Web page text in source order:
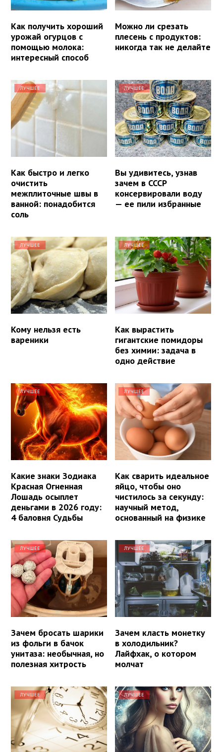
Как получить хороший
урожай огурцов с
помощью молока:
интересный способ
Можно ли срезать
плесень с продуктов:
никогда так не делайте
ЛУЧШЕЕ
Как быстро и легко
очистить
межплиточные швы в
ванной: понадобится
соль
ЛУЧШЕЕ
Вы удивитесь, узнав
зачем в СССР
консервировали воду
— ее пили избранные
ЛУЧШЕЕ
Кому нельзя есть
вареники
ЛУЧШЕЕ
Как вырастить
гигантские помидоры
без химии: задача в
одно действие
ЛУЧШЕЕ
Какие знаки Зодиака
Красная Огненная
Лошадь осыплет
деньгами в 2026 году:
4 баловня Судьбы
ЛУЧШЕЕ
Как сварить идеальное
яйцо, чтобы оно
чистилось за секунду:
научный метод,
основанный на физике
ЛУЧШЕЕ
Зачем бросать шарики
из фольги в бачок
унитаза: необычная, но
полезная хитрость
ЛУЧШЕЕ
Зачем класть монетку
в холодильник?
Лайфхак, о котором
молчат
ЛУЧШЕЕ ЛУЧШЕЕ